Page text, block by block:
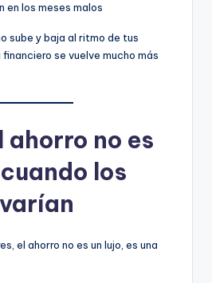
en los meses malos
sube y baja al ritmo de tus
se vuelve mucho más
ahorro no es
los
el ahorro no es un lujo, es una